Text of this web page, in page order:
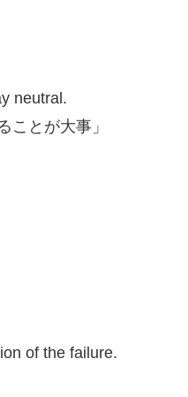
neutral.
ことが大事」
of the failure.